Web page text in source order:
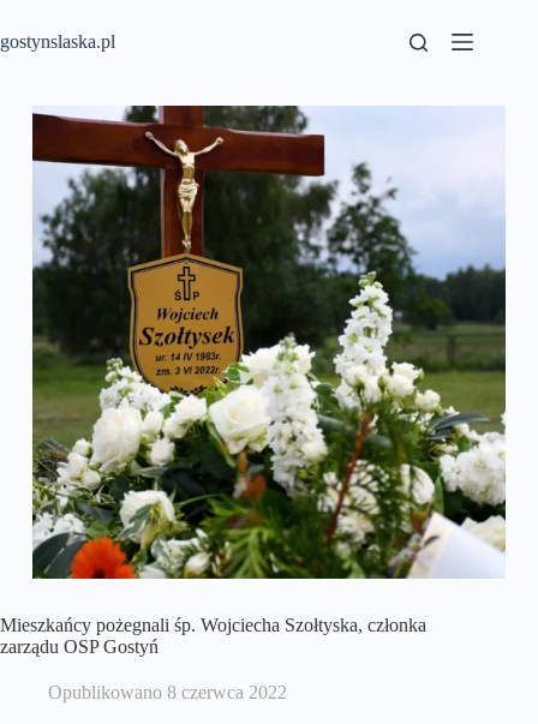
treści
gostynslaska.pl
Mieszkańcy pożegnali śp. Wojciecha Szołtyska, członka
zarządu OSP Gostyń
Opublikowano 8 czerwca 2022